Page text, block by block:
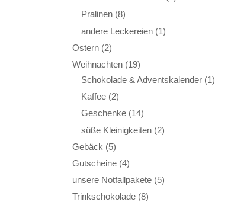
Pralinen (8)
andere Leckereien (1)
Ostern (2)
Weihnachten (19)
Schokolade & Adventskalender (1)
Kaffee (2)
Geschenke (14)
süße Kleinigkeiten (2)
Gebäck (5)
Gutscheine (4)
unsere Notfallpakete (5)
Trinkschokolade (8)